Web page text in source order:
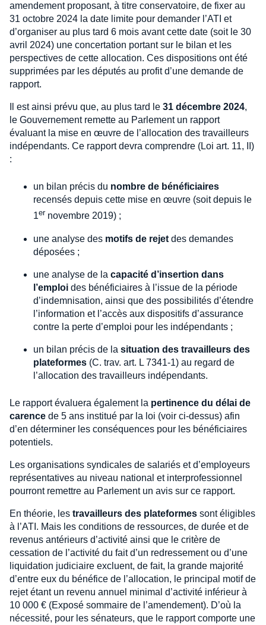
amendement proposant, à titre conservatoire, de fixer au
31 octobre 2024 la date limite pour demander l’ATI et
d’organiser au plus tard 6 mois avant cette date (soit le 30
avril 2024) une concertation portant sur le bilan et les
perspectives de cette allocation. Ces dispositions ont été
supprimées par les députés au profit d’une demande de
rapport.
Il est ainsi prévu que, au plus tard le 31 décembre 2024,
le Gouvernement remette au Parlement un rapport
évaluant la mise en œuvre de l’allocation des travailleurs
indépendants. Ce rapport devra comprendre (Loi art. 11, II)
:
un bilan précis du nombre de bénéficiaires
recensés depuis cette mise en œuvre (soit depuis le
1er novembre 2019) ;
une analyse des motifs de rejet des demandes
déposées ;
une analyse de la capacité d’insertion dans
l’emploi des bénéficiaires à l’issue de la période
d’indemnisation, ainsi que des possibilités d’étendre
l’information et l’accès aux dispositifs d’assurance
contre la perte d’emploi pour les indépendants ;
un bilan précis de la situation des travailleurs des
plateformes (C. trav. art. L 7341-1) au regard de
l’allocation des travailleurs indépendants.
Le rapport évaluera également la pertinence du délai de
carence de 5 ans institué par la loi (voir ci-dessus) afin
d’en déterminer les conséquences pour les bénéficiaires
potentiels.
Les organisations syndicales de salariés et d’employeurs
représentatives au niveau national et interprofessionnel
pourront remettre au Parlement un avis sur ce rapport.
En théorie, les travailleurs des plateformes sont éligibles
à l’ATI. Mais les conditions de ressources, de durée et de
revenus antérieurs d’activité ainsi que le critère de
cessation de l’activité du fait d’un redressement ou d’une
liquidation judiciaire excluent, de fait, la grande majorité
d’entre eux du bénéfice de l’allocation, le principal motif de
rejet étant un revenu annuel minimal d’activité inférieur à
10 000 € (Exposé sommaire de l’amendement). D’où la
nécessité, pour les sénateurs, que le rapport comporte une